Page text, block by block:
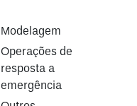
Modelagem
Operações de
resposta a
emergência